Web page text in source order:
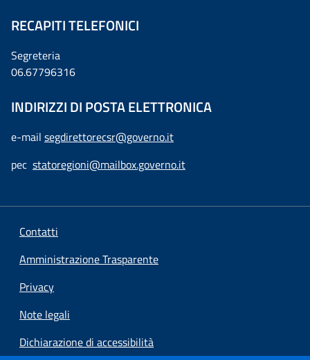
RECAPITI TELEFONICI
Segreteria
06.67796316
INDIRIZZI DI POSTA ELETTRONICA
e-mail segdirettorecsr@governo.it
pec statoregioni@mailbox.governo.it
Contatti
Amministrazione Trasparente
Privacy
Note legali
Dichiarazione di accessibilità